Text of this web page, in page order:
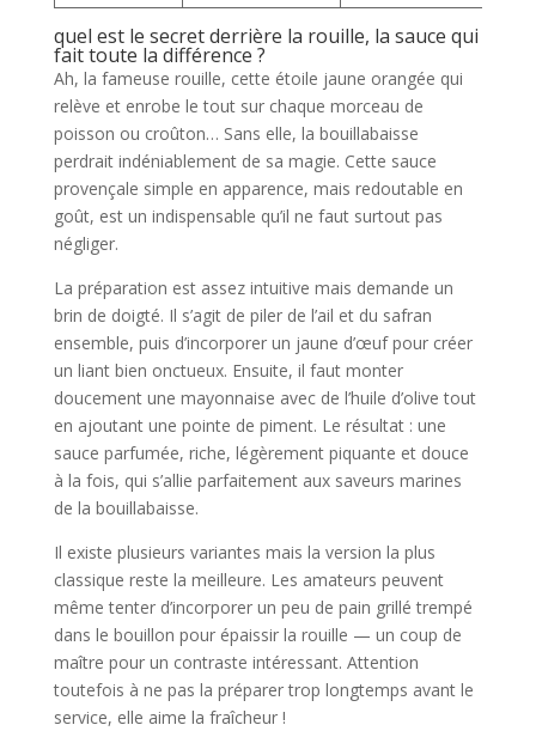
quel est le secret derrière la rouille, la sauce qui
fait toute la différence ?
Ah, la fameuse rouille, cette étoile jaune orangée qui
relève et enrobe le tout sur chaque morceau de
poisson ou croûton… Sans elle, la bouillabaisse
perdrait indéniablement de sa magie. Cette sauce
provençale simple en apparence, mais redoutable en
goût, est un indispensable qu’il ne faut surtout pas
négliger.
La préparation est assez intuitive mais demande un
brin de doigté. Il s’agit de piler de l’ail et du safran
ensemble, puis d’incorporer un jaune d’œuf pour créer
un liant bien onctueux. Ensuite, il faut monter
doucement une mayonnaise avec de l’huile d’olive tout
en ajoutant une pointe de piment. Le résultat : une
sauce parfumée, riche, légèrement piquante et douce
à la fois, qui s’allie parfaitement aux saveurs marines
de la bouillabaisse.
Il existe plusieurs variantes mais la version la plus
classique reste la meilleure. Les amateurs peuvent
même tenter d’incorporer un peu de pain grillé trempé
dans le bouillon pour épaissir la rouille — un coup de
maître pour un contraste intéressant. Attention
toutefois à ne pas la préparer trop longtemps avant le
service, elle aime la fraîcheur !